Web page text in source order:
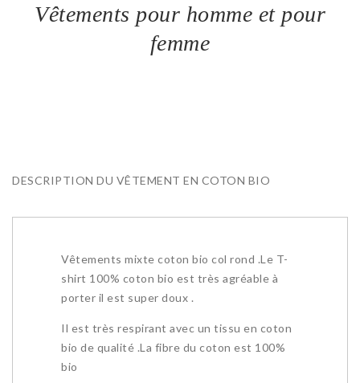
Vêtements pour homme et pour
femme
DESCRIPTION DU VÊTEMENT EN COTON BIO
Vêtements mixte coton bio col rond .Le T-
shirt 100% coton bio est très agréable à
porter il est super doux .
Il est très respirant avec un tissu en coton
bio de qualité .La fibre du coton est 100%
bio